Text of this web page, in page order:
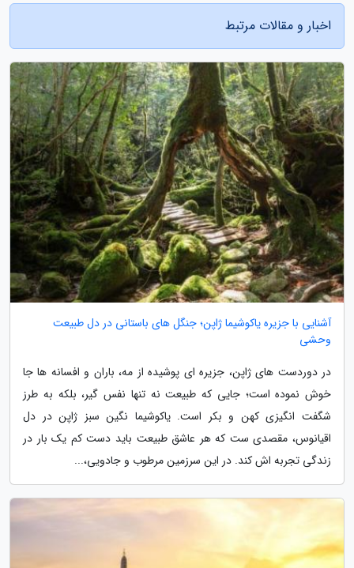
اخبار و مقالات مرتبط
آشنایی با جزیره یاکوشیما ژاپن؛ جنگل های باستانی در دل طبیعت
وحشی
در دوردست های ژاپن، جزیره ای پوشیده از مه، باران و افسانه ها جا
خوش نموده است؛ جایی که طبیعت نه تنها نفس گیر، بلکه به طرز
شگفت انگیزی کهن و بکر است. یاکوشیما نگین سبز ژاپن در دل
اقیانوس، مقصدی ست که هر عاشق طبیعت باید دست کم یک بار در
زندگی تجربه اش کند. در این سرزمین مرطوب و جادویی،...